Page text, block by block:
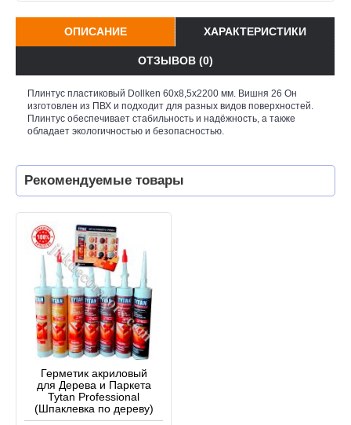
ОПИСАНИЕ ХАРАКТЕРИСТИКИ
ОТЗЫВОВ (0)
Плинтус пластиковый Dollken 60x8,5x2200 мм. Вишня 26 Он
изготовлен из ПВХ и подходит для разных видов поверхностей.
Плинтус обеспечивает стабильность и надёжность, а также
обладает экологичностью и безопасностью.
Рекомендуемые товары
Герметик акриловый
для Дерева и Паркета
Tytan Professional
(Шпаклевка по дереву)